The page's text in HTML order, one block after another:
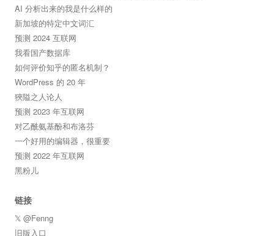
AI 分析出来的我是什么样的
新加坡的特定中文词汇
预测 2024 互联网
我看国产数据库
如何评价知乎的匿名机制？
WordPress 的 20 年
狹隘之人论人
预测 2023 年互联网
对乙酰氨基酚和布洛芬
一个好用的编辑器，很重要
预测 2022 年互联网
黑粉儿
链接
𝕏 @Fenng
旧版入口